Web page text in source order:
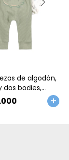
de algodón,
dos bodies,